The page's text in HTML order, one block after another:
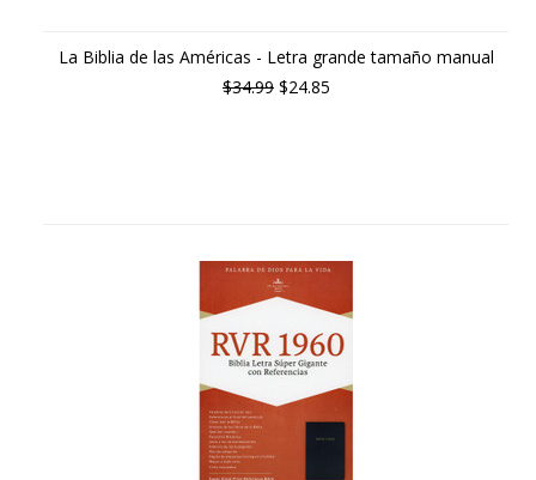
La Biblia de las Américas - Letra grande tamaño manual
$34.99 $24.85